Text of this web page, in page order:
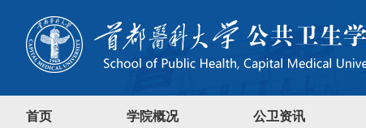
首页 学院概况 公卫资讯